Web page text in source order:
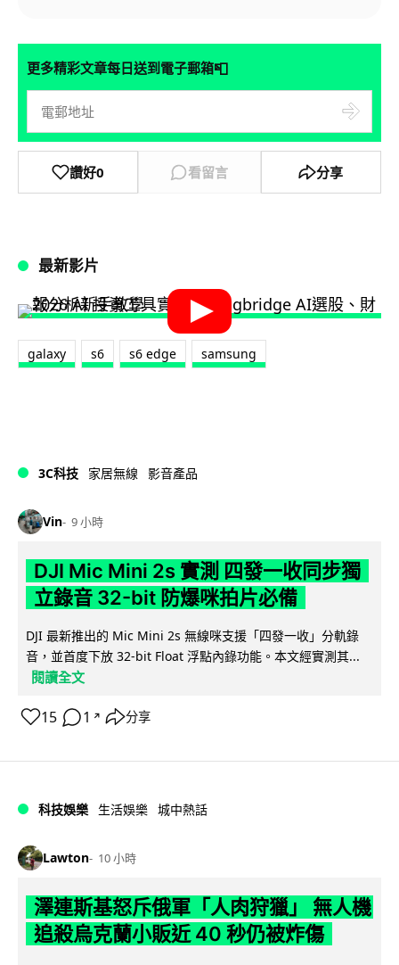
更多精彩文章每日送到電子郵箱📮
讚好0 看留言 分享
最新影片
galaxy s6 s6 edge samsung
3C科技 家居無線 影音產品
Vin 9 小時
DJI Mic Mini 2s 實測 四發一收同步獨
立錄音 32-bit 防爆咪拍片必備
DJI 最新推出的 Mic Mini 2s 無線咪支援「四發一收」分軌錄
音，並首度下放 32-bit Float 浮點內錄功能。本文經實測其...
閱讀全文
15 1 ↗ 分享
科技娛樂 生活娛樂 城中熱話
Lawton 10 小時
澤連斯基怒斥俄軍「人肉狩獵」 無人機
追殺烏克蘭小販近 40 秒仍被炸傷